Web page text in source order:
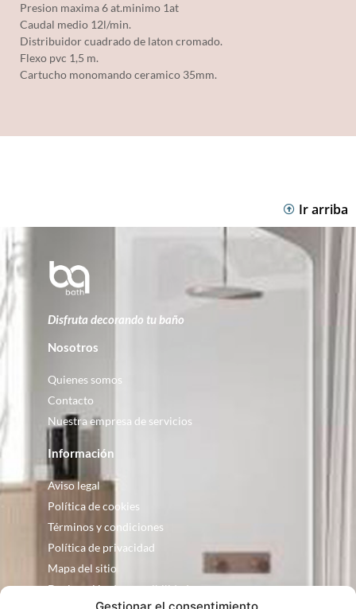
Presion maxima 6 at.minimo 1at
Caudal medio 12l/min.
Distribuidor cuadrado de laton cromado.
Flexo pvc 1,5 m.
Cartucho monomando ceramico 35mm.
Ir arriba
Disfruta decorando tu baño
Nosotros
Quienes somos
Contacto
Nuestra empresa de servicios
Información
Aviso legal
Política de cookies
Términos y condiciones
Política de privacidad
Mapa del sitio
Declaración de accesibilidad